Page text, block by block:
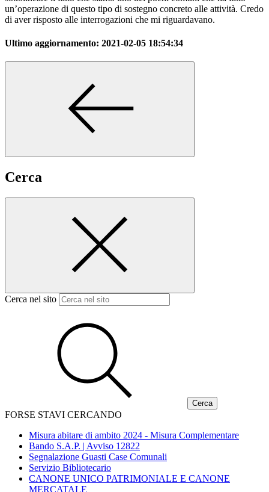
un’operazione di questo tipo di sostegno concreto alle attività. Credo
di aver risposto alle interrogazioni che mi riguardavano.
Ultimo aggiornamento: 2021-02-05 18:54:34
Cerca
Cerca nel sito
FORSE STAVI CERCANDO
Misura abitare di ambito 2024 - Misura Complementare
Bando S.A.P. | Avviso 12822
Segnalazione Guasti Case Comunali
Servizio Bibliotecario
CANONE UNICO PATRIMONIALE E CANONE
MERCATALE